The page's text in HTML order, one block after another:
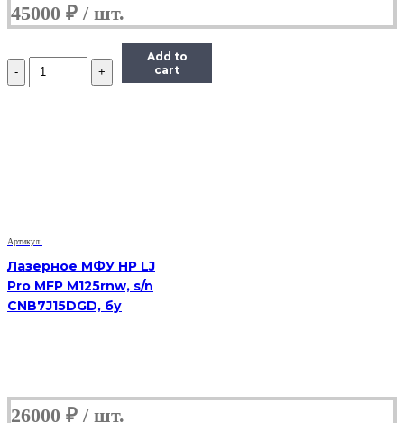
45000 ₽
Количество
МФУ
Add to
cart
Артикул:
Лазерное МФУ HP LJ
Pro MFP M125rnw, s/n
CNB7J15DGD, бу
26000 ₽